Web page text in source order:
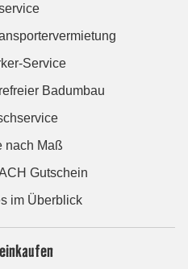
Service
Badumbau
nach Maß
Gutschein
im Überblick